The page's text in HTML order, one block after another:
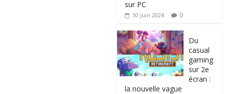
sur PC
30 juin 2024 0
Du
casual
gaming
sur 2e
écran :
la nouvelle vague